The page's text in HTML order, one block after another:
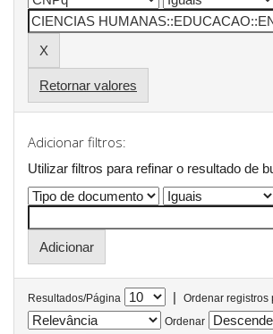
Retornar valores
Adicionar filtros:
Utilizar filtros para refinar o resultado de
Resultados/Página |
Ordenar registros
Ordenar